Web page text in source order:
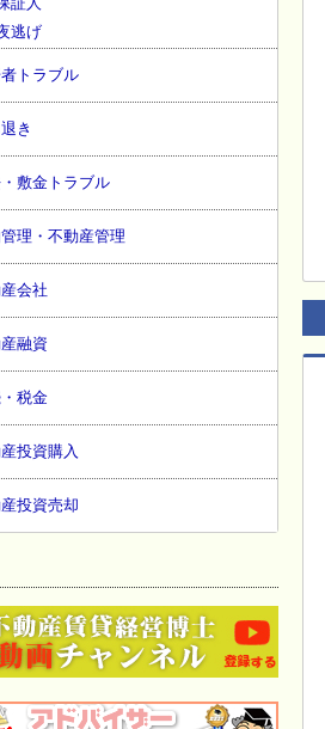
逃げ
者トラブル
き
敷金トラブル
理・不動産管理
会社
融資
税金
投資購入
投資売却